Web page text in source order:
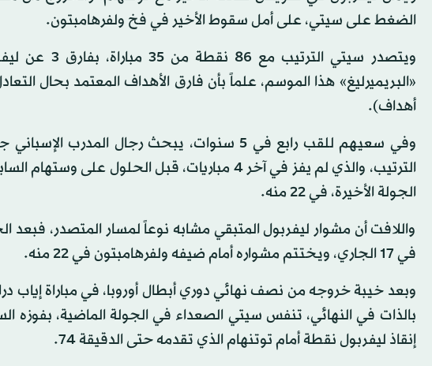
الضغط على سيتي، على أمل سقوط الأخير في فخ ولفرهامبتون.
أهداف).
وفي سعيهم للقب رابع في 5 سنوات، يبحث رجال
الجولة الأخيرة، في 22 منه.
واللافت أن مشوار ليفربول المتبقي مشابه نوعاً لمسار المتصدر،
في 17 الجاري، ويختتم مشواره أمام ضيفه ولفرهامبتون في 22 منه.
وبعد خيبة خروجه من نصف نهائي دوري أبطال أوروبا، في مباراة إياب
إنقاذ ليفربول نقطة أمام توتنهام الذي تقدمه حتى الدقيقة 74.